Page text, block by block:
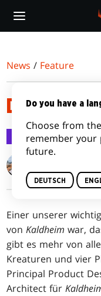
main
News / Feature
DAS
Feature 8. Jan.
Einer unserer
vonKaldheim war,
gibt es mehr von
Kreaturen und vier
Principal Product
Architect für
Do you have a
Choose from
remember your
future.
DEUTSCH